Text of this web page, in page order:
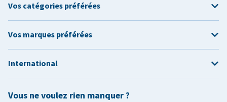
Vous ne voulez rien manquer ?
Vos catégories préférées
Vos marques préférées
International